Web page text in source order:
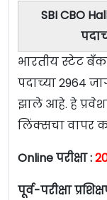
SBI CBO
भारतीय स्टेट बँक
पदाच्या 2964
झाले आहे. हे
लिंक्सचा वापर
Online परीक्षा :
पूर्व-परीक्षा